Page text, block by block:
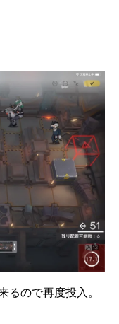
るので再度投入。